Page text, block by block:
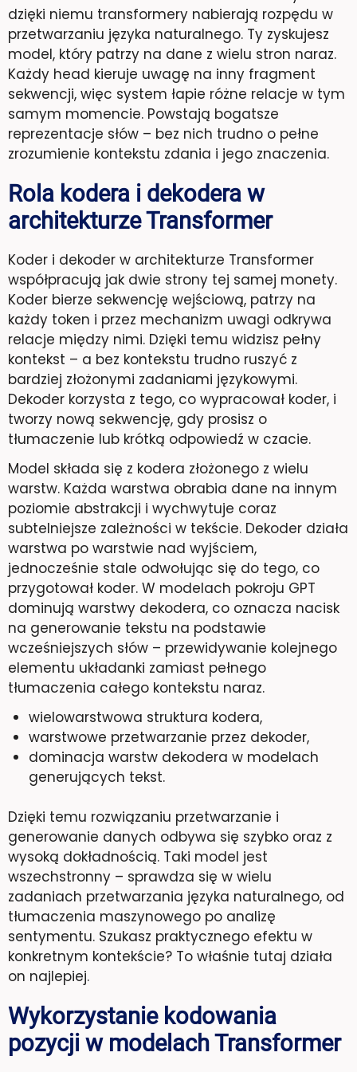
dzięki niemu transformery nabierają rozpędu w
przetwarzaniu języka naturalnego. Ty zyskujesz
model, który patrzy na dane z wielu stron naraz.
Każdy head kieruje uwagę na inny fragment
sekwencji, więc system łapie różne relacje w tym
samym momencie. Powstają bogatsze
reprezentacje słów – bez nich trudno o pełne
zrozumienie kontekstu zdania i jego znaczenia.
Rola kodera i dekodera w
architekturze Transformer
Koder i dekoder w architekturze Transformer
współpracują jak dwie strony tej samej monety.
Koder bierze sekwencję wejściową, patrzy na
każdy token i przez mechanizm uwagi odkrywa
relacje między nimi. Dzięki temu widzisz pełny
kontekst – a bez kontekstu trudno ruszyć z
bardziej złożonymi zadaniami językowymi.
Dekoder korzysta z tego, co wypracował koder, i
tworzy nową sekwencję, gdy prosisz o
tłumaczenie lub krótką odpowiedź w czacie.
Model składa się z kodera złożonego z wielu
warstw. Każda warstwa obrabia dane na innym
poziomie abstrakcji i wychwytuje coraz
subtelniejsze zależności w tekście. Dekoder działa
warstwa po warstwie nad wyjściem,
jednocześnie stale odwołując się do tego, co
przygotował koder. W modelach pokroju GPT
dominują warstwy dekodera, co oznacza nacisk
na generowanie tekstu na podstawie
wcześniejszych słów – przewidywanie kolejnego
elementu układanki zamiast pełnego
tłumaczenia całego kontekstu naraz.
wielowarstwowa struktura kodera,
warstwowe przetwarzanie przez dekoder,
dominacja warstw dekodera w modelach
generujących tekst.
Dzięki temu rozwiązaniu przetwarzanie i
generowanie danych odbywa się szybko oraz z
wysoką dokładnością. Taki model jest
wszechstronny – sprawdza się w wielu
zadaniach przetwarzania języka naturalnego, od
tłumaczenia maszynowego po analizę
sentymentu. Szukasz praktycznego efektu w
konkretnym kontekście? To właśnie tutaj działa
on najlepiej.
Wykorzystanie kodowania
pozycji w modelach Transformer